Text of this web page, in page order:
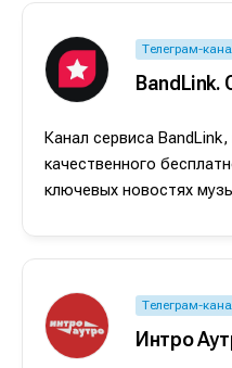
Телеграм-
BandLink.
Канал сервиса
качественного
ключевых новостях
Телеграм-
Интро